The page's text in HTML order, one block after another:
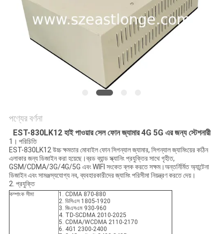
জন্য
আবেদন
POLICY
পণ্যের বর্ণনা
EST-830LK12 হাই পাওয়ার সেল ফোন জ্যামার 4G 5G এর জন্য স্টেশনারী
1। পরিচিতি
EST-830LK12 উচ্চ ক্ষমতার মোবাইল ফোন সিগন্যাল জ্যামার, সিগন্যাল জ্যামিংয়ের কঠিন
এলাকার জন্য ডিজাইন করা হয়েছে।ব্রড ব্যান্ড স্ক্যানিং প্রযুক্তির সাথে গৃহীত,
GSM/CDMA/3G/4G/5G এবং WIFI সংকেত ব্লক করতে সক্ষম।অন্তর্নির্মিত অ্যান্টেনা
ডিজাইন এবং সামঞ্জস্যযোগ্য নব, ব্যবহারকারীদের জ্যামিং পরিসীমা নিয়ন্ত্রণ করতে দেয়।
2. প্রযুক্তি
কম্পাংক সীমা
1. CDMA 870-880
2. ডিসিএস 1805-1920
3. জিএসএম 930-960
4. TD-SCDMA 2010-2025
5. CDMA/WCDMA 2110-2170
6. 4G1 2300-2400